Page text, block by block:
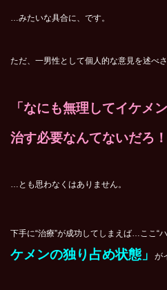
…みたいな具合に、です。
ただ、一男性として個人的な意見を述べ
「なにも無理してイケメ
治す必要なんてないだろ！
…とも思わなくはありません。
下手に“治療”が成功してしまえば…ここ“
ケメンの独り占め状態」
が